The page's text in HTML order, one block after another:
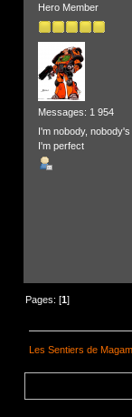
Hero Member
Messages: 1 954
I'm nobody,
I'm perfect
Pages: [1]
Les Sentiers de